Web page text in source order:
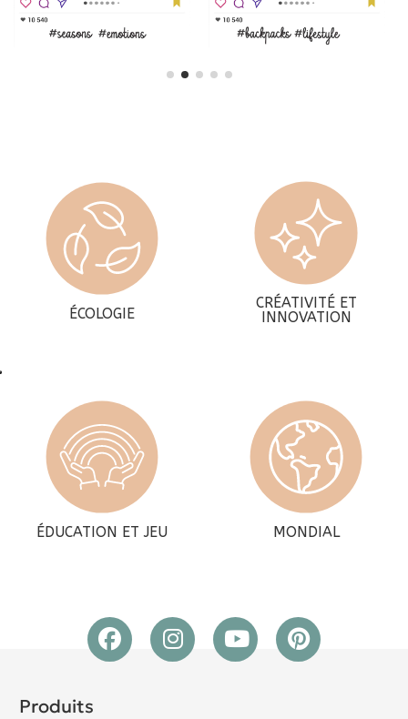
ÉCOLOGIE
CRÉATIVITÉ ET
INNOVATION
ÉDUCATION ET JEU MONDIAL
Produits